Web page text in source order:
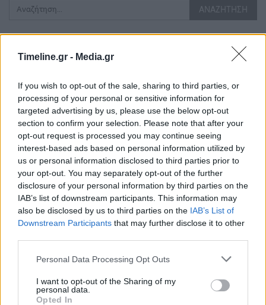
Timeline.gr - Media.gr
If you wish to opt-out of the sale, sharing to third parties, or
processing of your personal or sensitive information for
targeted advertising by us, please use the below opt-out
section to confirm your selection. Please note that after your
opt-out request is processed you may continue seeing
interest-based ads based on personal information utilized by
us or personal information disclosed to third parties prior to
your opt-out. You may separately opt-out of the further
disclosure of your personal information by third parties on the
IAB’s list of downstream participants. This information may
also be disclosed by us to third parties on the IAB’s List of
Downstream Participants that may further disclose it to other
Personal Data Processing Opt Outs
I want to opt-out of the Sharing of my
personal data.
Opted In
Τελευταίες Δημοσιεύσεις
Σε νέα ώρα το «Mega
Σαββατοκύριακο»
20:14 - 15 Σεπτεμβρίου 2023